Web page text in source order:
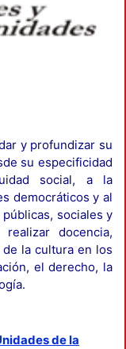
y profundizar su
su especificidad
social, a la
democráticos y al
sociales y
docencia,
la cultura en los
el derecho, la
de la